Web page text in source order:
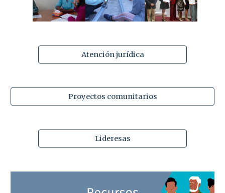
Atención jurídica
Proyectos comunitarios
Lideresas